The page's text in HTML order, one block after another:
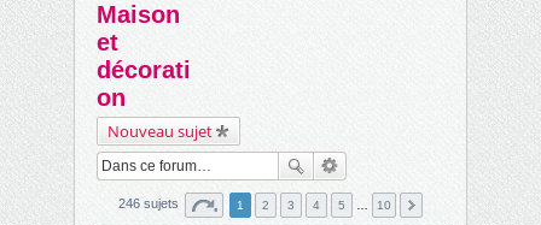
Maison
et
décorati
on
Nouveau sujet
246 sujets 1 2 3 4 5 10